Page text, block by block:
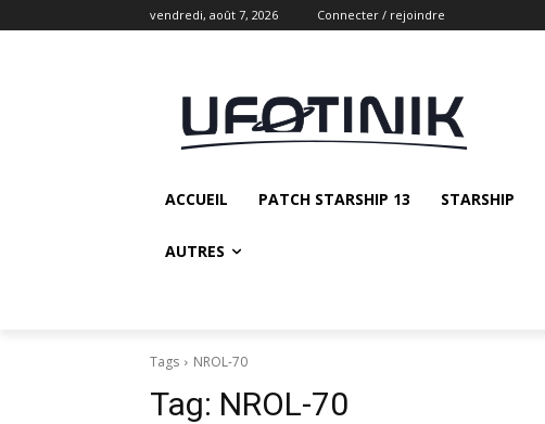
vendredi, août 7, 2026 Connecter / rejoindre
ACCUEIL PATCH STARSHIP 13 STARSHIP
AUTRES
Tags NROL-70
Tag: NROL-70